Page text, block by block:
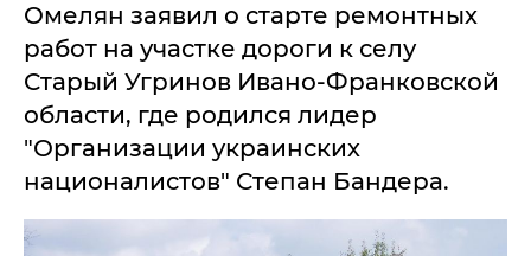
Омелян заявил о старте ремонтных
работ на участке дороги к селу
Старый Угринов Ивано-Франковской
области, где родился лидер
"Организации украинских
националистов" Степан Бандера.